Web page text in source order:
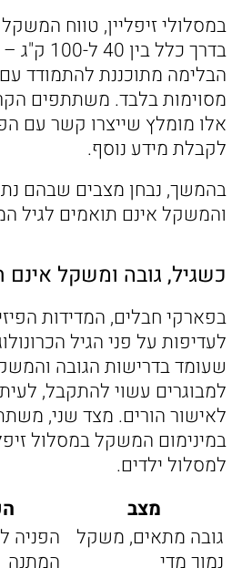
במסלולי זיפליין, טווח
בדרך כלל
הבלימה מתוכננת להתמודד עם
מסוימות בלבד. משתתפים
אלו מומלץ שייצרו קשר עם
לקבלת מידע נוסף.
בהמשך, נבחן מצבים שבהם
והמשקל אינם תואמים לגיל
כשגיל, גובה ומשקל אינם
בפארקי חבלים, המדידות
לעדיפות על פני הגיל
שעומד בדרישות הגובה
למבוגרים עשוי להתקבל,
לאישור הורים. מצד שני,
במינימום המשקל במסלול
למסלול ילדים.
מצב
גובה מתאים, משקל
נמוך מדי
הפניה
המתנה